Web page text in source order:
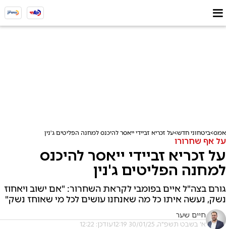
אמס ביטחוני חדש על זכריא זביידי ייאסר להיכנס למחנה הפליטים ג'נין
על אף שחרורו
על זכריא זביידי ייאסר להיכנס
למחנה הפליטים ג'נין
גורם בצה"ל איים בפומבי לקראת השחרור: "אם ישוב ויאחוז
נשק, נעשה איתו כל מה שאנחנו עושים לכל מי שאוחז נשק"
חיים שער
א' בשבט תשפ"ה, 30/01/25 12:19 עודכן: 12:22